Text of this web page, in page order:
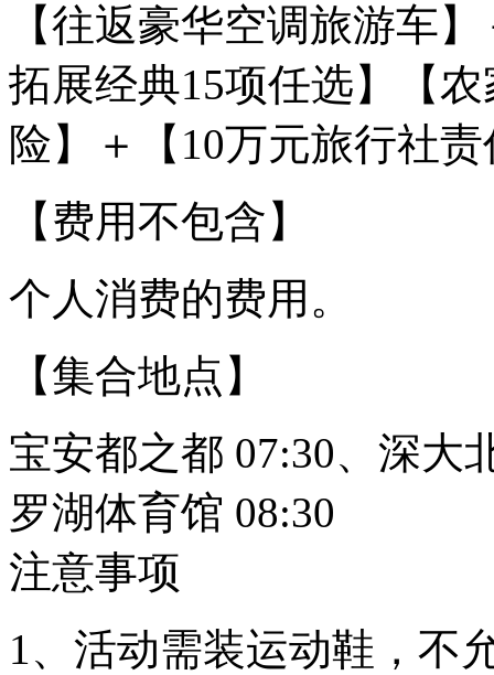
【往返豪华空调旅游车
拓展经典15项任选】【
险】＋【10万元旅行社
【费用不包含】
个人消费的费用。
【集合地点】
宝安都之都 07:30、深大
罗湖体育馆 08:30
注意事项
1、活动需装运动鞋，不